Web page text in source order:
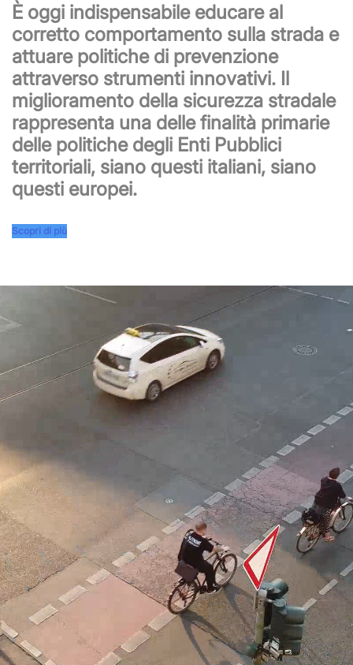
È oggi indispensabile educare al
corretto comportamento sulla strada e
attuare politiche di prevenzione
attraverso strumenti innovativi. Il
miglioramento della sicurezza stradale
rappresenta una delle finalità primarie
delle politiche degli Enti Pubblici
territoriali, siano questi italiani, siano
questi europei.
Scopri di più